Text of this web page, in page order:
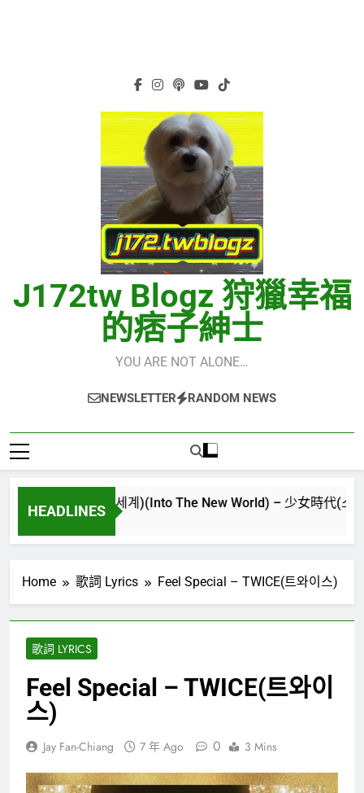
J172tw Blogz 狩獵幸福
的痞子紳士
YOU ARE NOT ALONE…
NEWSLETTER RANDOM NEWS
HEADLINES
界(다시만난세계)(Into The New World) – 少女時代(소녀시대
Home 歌詞 Lyrics Feel Special – TWICE(트와이스)
歌詞 LYRICS
Feel Special – TWICE(트와이
스)
Jay Fan-Chiang 7 年 Ago 0 3 Mins